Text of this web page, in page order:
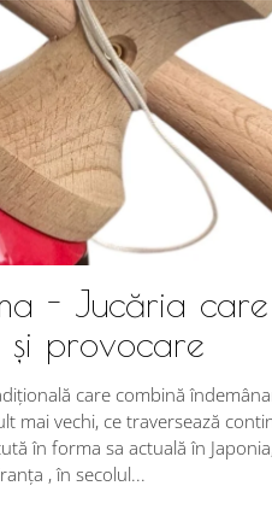
- Jucăria
și provocare
care combină
mai vechi, ce traversează
în forma sa actuală în
, în secolul...